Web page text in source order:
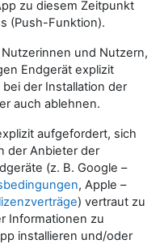
zu diesem Zeitpunkt
(Push-Funktion).
und Nutzern,
Endgerät explizit
der Installation der
auch ablehnen.
aufgefordert, sich
der Anbieter der
(z. B. Google –
, Apple –
) vertraut zu
Informationen zu
installieren und/oder